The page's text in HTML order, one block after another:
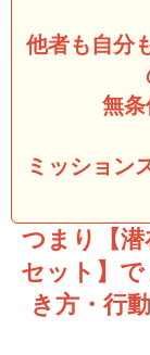
他者も自分
無
ミッション
つまり【
セット】
き方・行